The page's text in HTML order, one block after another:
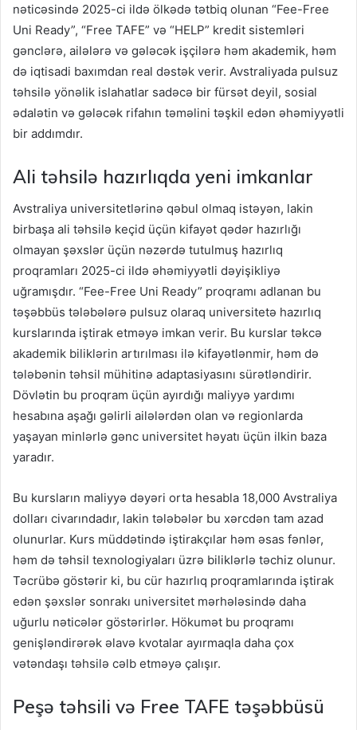
nəticəsində 2025-ci ildə ölkədə tətbiq olunan “Fee-Free
Uni Ready”, “Free TAFE” və “HELP” kredit sistemləri
gənclərə, ailələrə və gələcək işçilərə həm akademik, həm
də iqtisadi baxımdan real dəstək verir. Avstraliyada pulsuz
təhsilə yönəlik islahatlar sadəcə bir fürsət deyil, sosial
ədalətin və gələcək rifahın təməlini təşkil edən əhəmiyyətli
bir addımdır.
Ali təhsilə hazırlıqda yeni imkanlar
Avstraliya universitetlərinə qəbul olmaq istəyən, lakin
birbaşa ali təhsilə keçid üçün kifayət qədər hazırlığı
olmayan şəxslər üçün nəzərdə tutulmuş hazırlıq
proqramları 2025-ci ildə əhəmiyyətli dəyişikliyə
uğramışdır. “Fee-Free Uni Ready” proqramı adlanan bu
təşəbbüs tələbələrə pulsuz olaraq universitetə hazırlıq
kurslarında iştirak etməyə imkan verir. Bu kurslar təkcə
akademik biliklərin artırılması ilə kifayətlənmir, həm də
tələbənin təhsil mühitinə adaptasiyasını sürətləndirir.
Dövlətin bu proqram üçün ayırdığı maliyyə yardımı
hesabına aşağı gəlirli ailələrdən olan və regionlarda
yaşayan minlərlə gənc universitet həyatı üçün ilkin baza
yaradır.
Bu kursların maliyyə dəyəri orta hesabla 18,000 Avstraliya
dolları civarındadır, lakin tələbələr bu xərcdən tam azad
olunurlar. Kurs müddətində iştirakçılar həm əsas fənlər,
həm də təhsil texnologiyaları üzrə biliklərlə təchiz olunur.
Təcrübə göstərir ki, bu cür hazırlıq proqramlarında iştirak
edən şəxslər sonrakı universitet mərhələsində daha
uğurlu nəticələr göstərirlər. Hökumət bu proqramı
genişləndirərək əlavə kvotalar ayırmaqla daha çox
vətəndaşı təhsilə cəlb etməyə çalışır.
Peşə təhsili və Free TAFE təşəbbüsü